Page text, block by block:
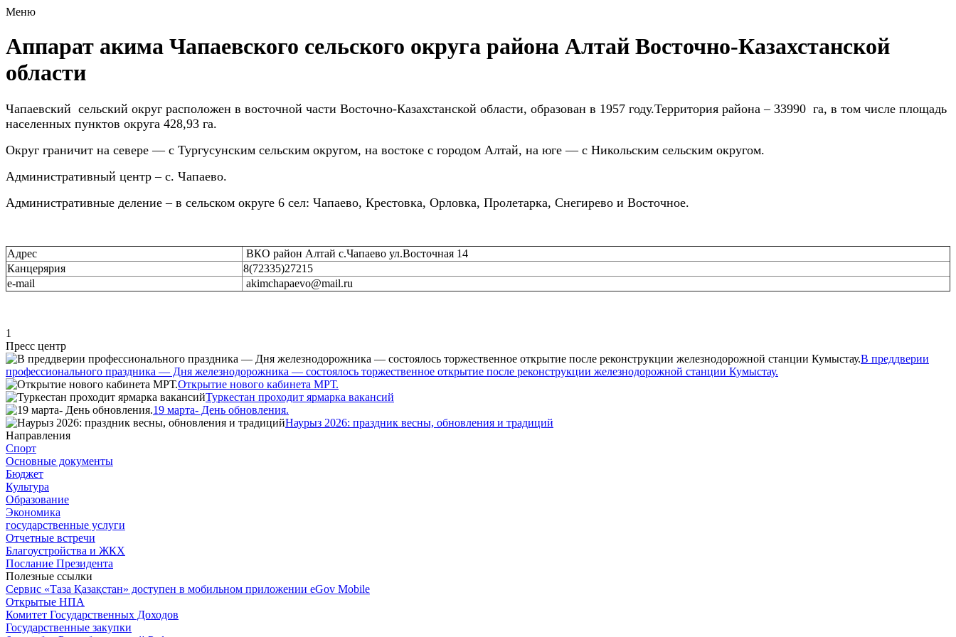
Меню
Аппарат акима Чапаевского сельского округа района Алтай Восточно-Казахстанской
области
Чапаевский сельский округ расположен в восточной части Восточно-Казахстанской области, образован в 1957 году.Территория района – 33990 га, в том числе площадь
населенных пунктов округа 428,93 га.
Округ граничит на севере — с Тургусунским сельским округом, на востоке с городом Алтай, на юге — с Никольским сельским округом.
Административный центр – с. Чапаево.
Административные деление – в сельском округе 6 сел: Чапаево, Крестовка, Орловка, Пролетарка, Снегирево и Восточное.
Адрес
ВКО район Алтай с.Чапаево ул.Восточная 14
Канцерярия
8(72335)27215
e-mail
akimchapaevo@mail.ru
1
Пресс центр
В преддверии
профессионального праздника — Дня железнодорожника — состоялось торжественное открытие после реконструкции железнодорожной станции Кумыстау.
Открытие нового кабинета МРТ.
Туркестан проходит ярмарка вакансий
19 марта- День обновления.
Наурыз 2026: праздник весны, обновления и традиций
Направления
Спорт
Основные документы
Бюджет
Культура
Образование
Экономика
государственные услуги
Отчетные встречи
Благоустройства и ЖКХ
Послание Президента
Полезные ссылки
Сервис «Таза Қазақстан» доступен в мобильном приложении eGov Mobile
Открытые НПА
Комитет Государственных Доходов
Государственные закупки